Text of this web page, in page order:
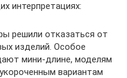
интерпретациях:
решили отказаться от
изделий. Особое
мини-длине, моделям
вариантам